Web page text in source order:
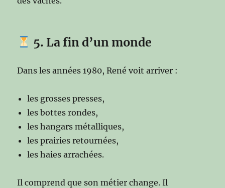
5. La fin d’un monde
Dans les années 1980, René voit arriver :
les grosses presses,
les bottes rondes,
les hangars métalliques,
les prairies retournées,
les haies arrachées.
Il comprend que son métier change. Il